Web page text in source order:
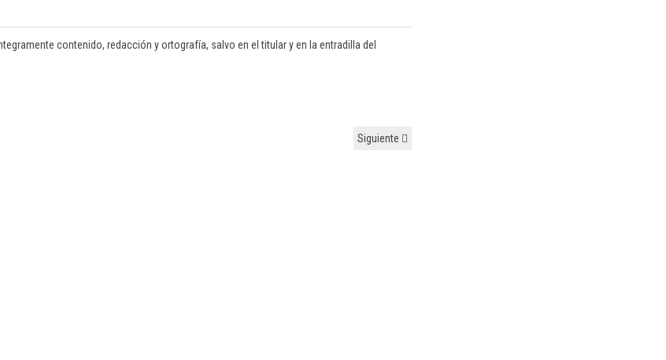
contenido, redacción y ortografía, salvo en el titular y en la entradilla del
Siguiente